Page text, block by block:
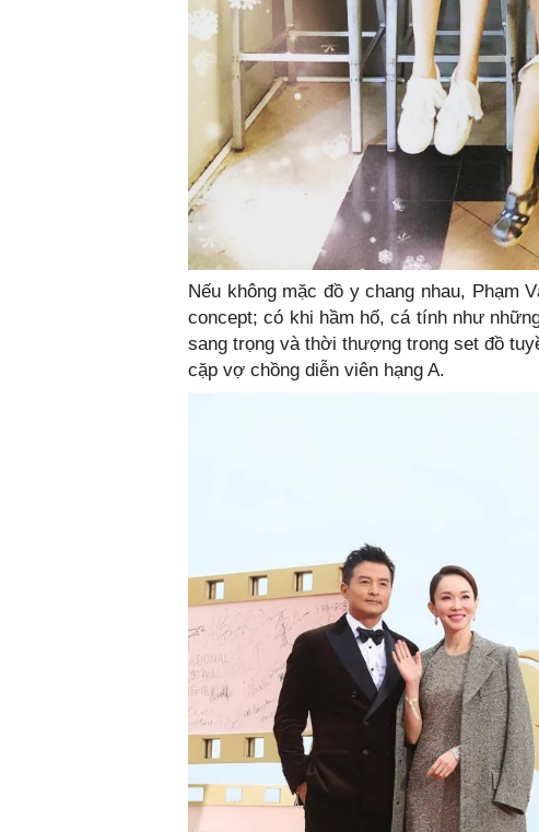
Nếu không mặc đồ y chang nhau, Phạm
concept; có khi hầm hố, cá tính như
sang trọng và thời thượng trong set đồ
cặp vợ chồng diễn viên hạng A.